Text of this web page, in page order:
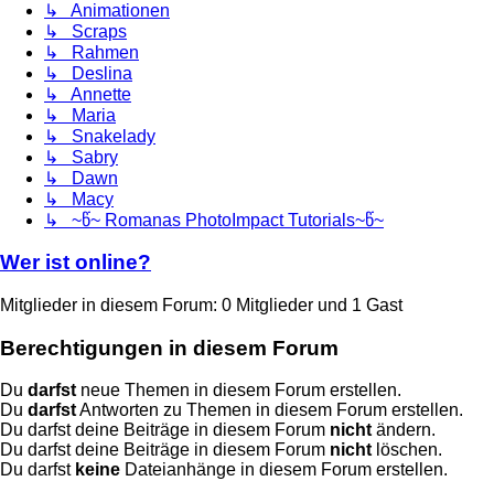
↳ Animationen
↳ Scraps
↳ Rahmen
↳ Deslina
↳ Annette
↳ Maria
↳ Snakelady
↳ Sabry
↳ Dawn
↳ Macy
↳ ~წ~ Romanas PhotoImpact Tutorials~წ~
Wer ist online?
Mitglieder in diesem Forum: 0 Mitglieder und 1 Gast
Berechtigungen in diesem Forum
Du darfstneue Themen in diesem Forum erstellen.
Du darfstAntworten zu Themen in diesem Forum erstellen.
Du darfst deine Beiträge in diesem Forum nichtändern.
Du darfst deine Beiträge in diesem Forum nichtlöschen.
Du darfst keine Dateianhänge in diesem Forum erstellen.